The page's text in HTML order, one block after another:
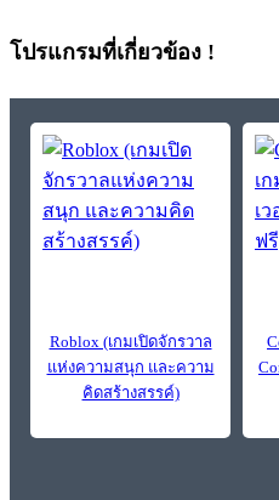
โปรแกรมที่เกี่ยวข้อง !
Roblox (เกมเปิดจักรวาล
แห่งความสนุก และความ
คิดสร้างสรรค์)